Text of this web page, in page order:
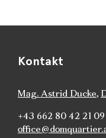
Kontakt
Mag. Astrid Ducke,
+43 662 80 42 21 09